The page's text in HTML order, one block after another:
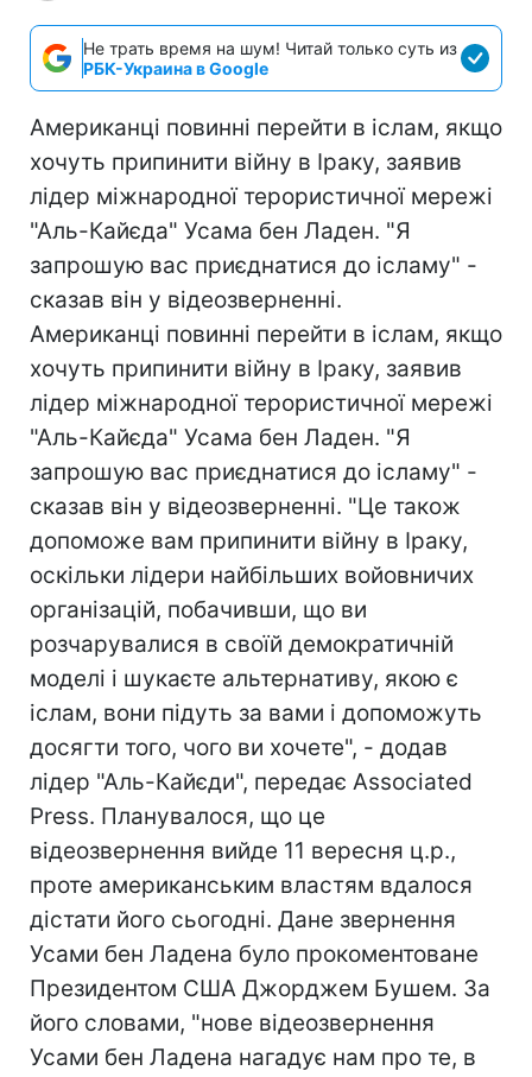
Не трать время на шум! Читай только суть из
РБК-Украина в Google
Американці повинні перейти в іслам, якщо
хочуть припинити війну в Іраку, заявив
лідер міжнародної терористичної мережі
"Аль-Кайєда" Усама бен Ладен. "Я
запрошую вас приєднатися до ісламу" -
сказав він у відеозверненні.
Американці повинні перейти в іслам, якщо
хочуть припинити війну в Іраку, заявив
лідер міжнародної терористичної мережі
"Аль-Кайєда" Усама бен Ладен. "Я
запрошую вас приєднатися до ісламу" -
сказав він у відеозверненні. "Це також
допоможе вам припинити війну в Іраку,
оскільки лідери найбільших войовничих
організацій, побачивши, що ви
розчарувалися в своїй демократичній
моделі і шукаєте альтернативу, якою є
іслам, вони підуть за вами і допоможуть
досягти того, чого ви хочете", - додав
лідер "Аль-Кайєди", передає Associated
Press. Планувалося, що це
відеозвернення вийде 11 вересня ц.р.,
проте американським властям вдалося
дістати його сьогодні. Дане звернення
Усами бен Ладена було прокоментоване
Президентом США Джорджем Бушем. За
його словами, "нове відеозвернення
Усами бен Ладена нагадує нам про те, в